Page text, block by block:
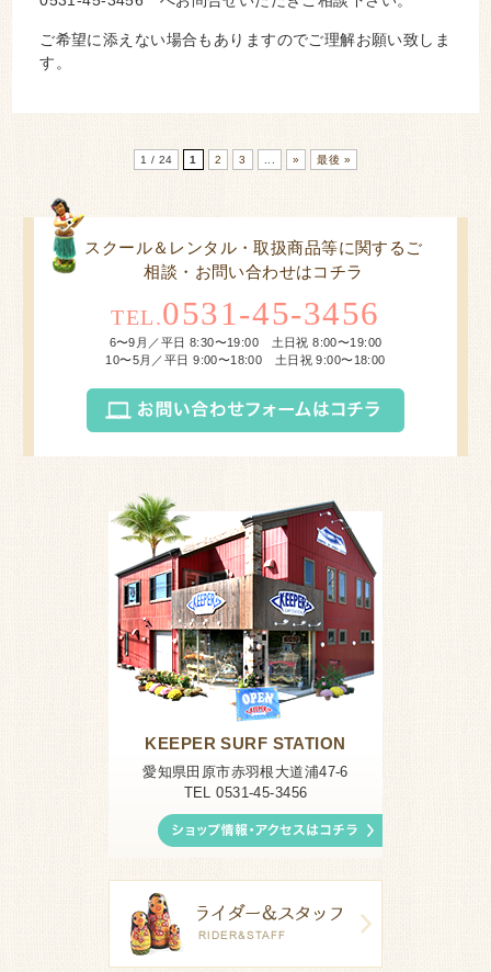
ご希望に添えない場合もありますのでご理解お願い致しま
す。
1 / 24 1 2 3 » 最後 »
スクール＆レンタル・取扱商品等に関するご
相談・お問い合わせはコチラ
TEL.0531-45-3456
6〜9月／平日 8:30〜19:00 土日祝 8:00〜19:00
10〜5月／平日 9:00〜18:00 土日祝 9:00〜18:00
KEEPER SURF STATION
愛知県田原市赤羽根大道浦47-6
TEL 0531-45-3456